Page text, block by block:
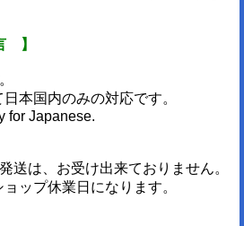
】
。
本国内のみの対応です。
for Japanese.
送は、お受け出来ておりません。
ップ休業日になります。